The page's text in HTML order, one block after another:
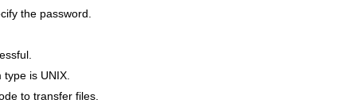
the password.
is UNIX.
to transfer files.